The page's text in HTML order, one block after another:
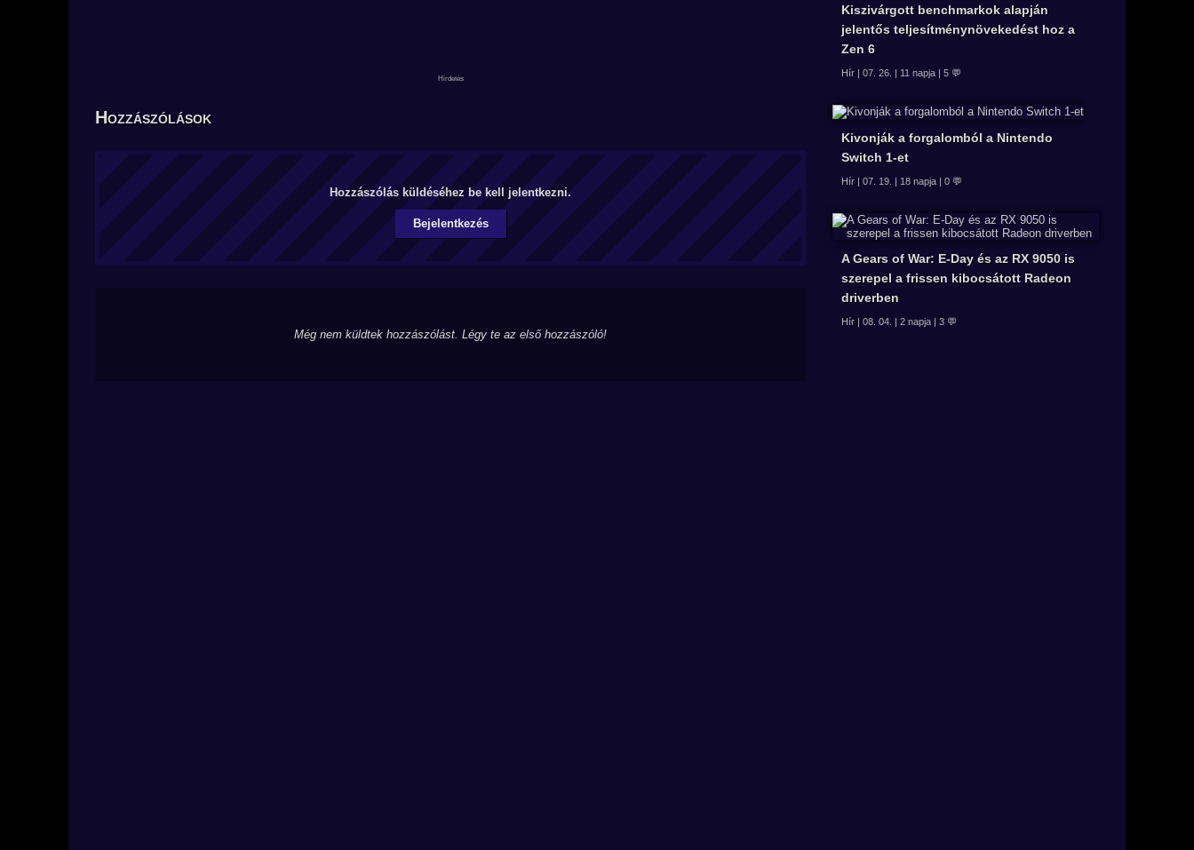
Hozzászólások
Hozzászólás küldéséhez be kell jelentkezni.
Bejelentkezés
Még nem küldtek hozzászólást. Légy te az első hozzászóló!
Kiszivárgott benchmarkok alapján
jelentős teljesítménynövekedést hoz a
Zen 6
Hír | 07. 26. | 11 napja | 5 💬
Kivonják a forgalomból a Nintendo
Switch 1-et
Hír | 07. 19. | 18 napja | 0 💬
A Gears of War: E-Day és az RX 9050 is
szerepel a frissen kibocsátott Radeon
driverben
Hír | 08. 04. | 2 napja | 3 💬